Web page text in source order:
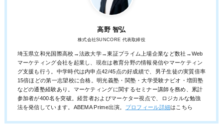
高野 智弘
株式会社SUNCORE 代表取締役
埼玉県立和光国際高校→法政大学→東証プライム上場企業など数社→Web
マーケティング会社を起業し、現在は教育分野の情報発信やマーケティン
グ支援も行う。中学時代は内申点42/45点の好成績で、男子生徒の実質倍率
15倍ほどの第一志望校に合格。明光義塾・関塾・大学受験ナビオ・増田塾
などの通塾経験あり。マーケティングに関するセミナー講師を務め、累計
参加者が400名を突破。経営者およびマーケター視点で、ロジカルな勉強
法を発信しています。ABEMA Prime出演。
プロフィール詳細はこちら